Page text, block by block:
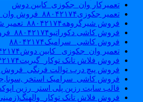
تعمیرکار وان_جکوزی_کابین دوش
تعمیر جکوزی۸۸۰۴۲۱۷۴_فروش وان جکوزی
فروش شیرگروهه۸۸۰۴۲۱۷۴_تعمیر شیرگروهه
فروش کاشی دکوراتیو۸۸۰۴۲۱۷۴_فروش کاشی بین کابینتی
فروش کاشی _سرامیک۸۸۰۴۲۱۷۴
تعمیر وان_جکوزی_ کابین دوش۸۸۰۴۲۱۷۴
فروش فلاش تانک توکار_گبریت۸۸۰۴۲۱۷۴
فروش پیچ درب توالت فرنگی_فروش بست
فروش کاشی_سرامیک استخر
قالب سایت رزین پلی استر_رزین
فروش فلاش تانک